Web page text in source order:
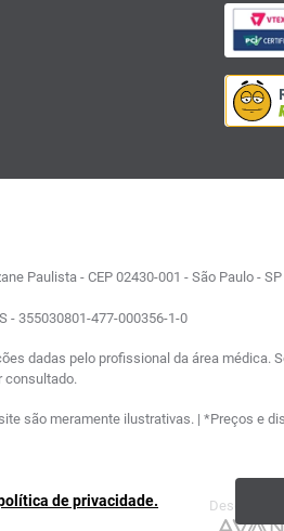
de privacidade.
Paulista - CEP 02430-001 - São Paulo -
- 355030801-477-000356-1-0
dadas pelo profissional da área médica.
consultado.
são meramente ilustrativas. | *Preços e